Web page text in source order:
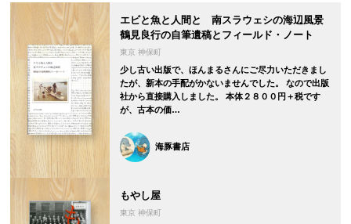
エビと魚と人間と 南スラウェシの海辺風景
鶴見良行の自筆遺稿とフィールド・ノート
東京 神保町
少し古い出版で、ほんまるさんにご尽力いただきまし
たが、新本の手配がかないませんでした。 なので出版
社から直接購入しました。 本体２８００円＋税です
が、古本の価…
海豚書店
もやし屋
東京 神保町